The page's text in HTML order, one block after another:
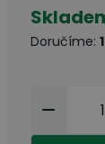
Doručíme: